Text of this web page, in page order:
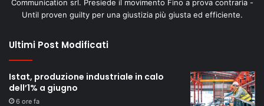
The Young Hope V Edizione - Matteo Salvini
01:22
8
The Young Hope V Edizione - Pierpaolo
9
The Young Hope V Edizione - Isabella Rauti
Communication srl. Presiede il movimento Fino a prova contraria -
Until proven guilty per una giustizia più giusta ed efficiente.
Ultimi Post Modificati
Istat, produzione industriale in calo
dell’1% a giugno
6 ore fa